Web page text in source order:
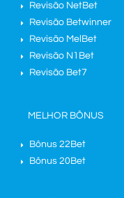
Revisão NetBet
Revisão Betwinner
Revisão MelBet
Revisão N1Bet
Revisão Bet7
MELHOR BÔNUS
Bônus 22Bet
Bônus 20Bet